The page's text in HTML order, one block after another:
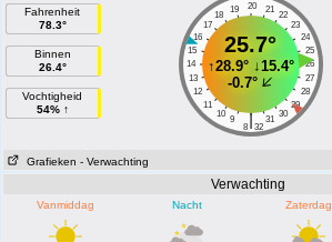
Fahrenheit
78.3°
Binnen
26.4°
Vochtigheid
54% ↑
20
19 21
18
22
17
23
16
24
15
25
14
26
13
27
12
28
11
29
10
30
9 31
|
8 32
25.7°
↑28.9°↓15.4°
-0.7°
Grafieken - Verwachting
Verwachting
Vanmiddag
Nacht Zaterdag